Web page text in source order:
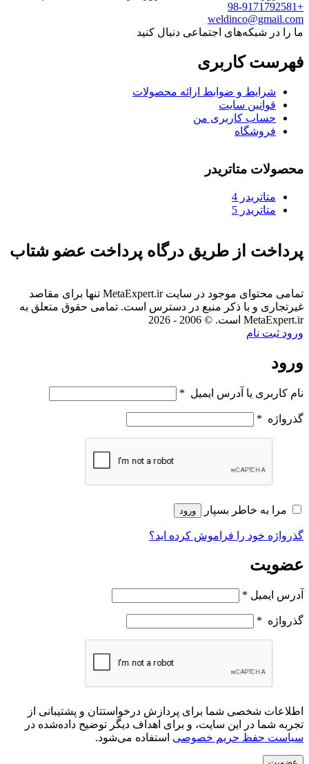
+98-9171792581
weldinco@gmail.com
ما را در شبکه‌های اجتماعی دنبال کنید
فهرست کاربری
شرایط و ضوابط ارائه محصولات
قوانین سایت
حساب کاربری من
فروشگاه
محصولات متاتریدر
متاتريدر 4
متاتريدر 5
پرداخت از طریق درگاه پرداخت عضو شتاب
تمامی محتوای موجود در سایت MetaExpert.ir تنها برای مقاصد
غیرتجاری و با ذکر منبع در دسترس است. تمامی حقوق متعلق به
MetaExpert.ir است. © 2006 - 2026
ورود ثبت نام
ورود
نام کاربری یا آدرس ایمیل *
گذرواژه *
مرا به خاطر بسپار ورود
گذرواژه خود را فراموش کرده اید؟
عضویت
آدرس ایمیل *
گذرواژه *
اطلاعات شخصی شما برای پردازش درخواستتان و پشتیبانی از
تجربه شما در این سایت، و برای اهداف دیگر توضیح داده‌شده در
سیاست حفظ حریم خصوصی استفاده می‌شود.